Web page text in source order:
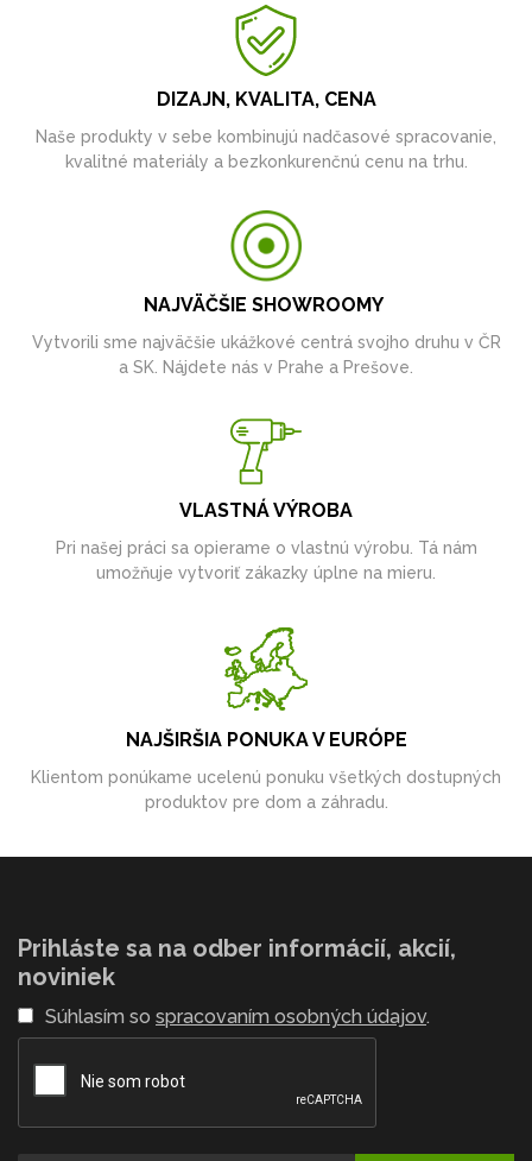
DIZAJN, KVALITA, CENA
Naše produkty v sebe kombinujú nadčasové spracovanie,
kvalitné materiály a bezkonkurenčnú cenu na trhu.
NAJVÄČŠIE SHOWROOMY
Vytvorili sme najväčšie ukážkové centrá svojho druhu v ČR
a SK. Nájdete nás v Prahe a Prešove.
VLASTNÁ VÝROBA
Pri našej práci sa opierame o vlastnú výrobu. Tá nám
umožňuje vytvoriť zákazky úplne na mieru.
NAJŠIRŠIA PONUKA V EURÓPE
Klientom ponúkame ucelenú ponuku všetkých dostupných
produktov pre dom a záhradu.
Prihláste sa na odber informácií, akcií,
noviniek
Súhlasím so spracovaním osobných údajov.